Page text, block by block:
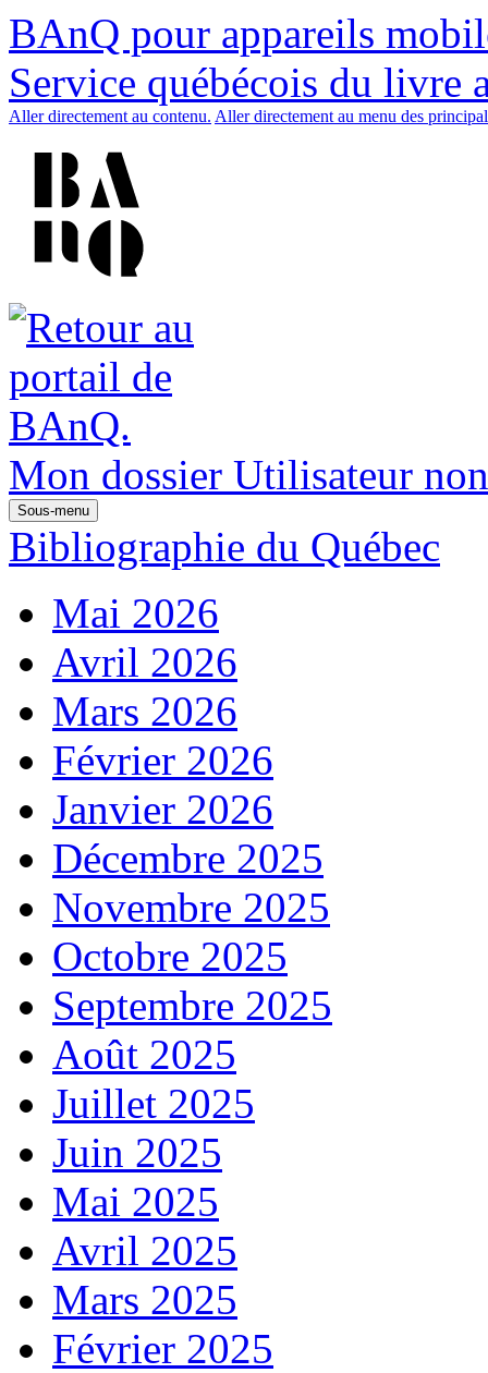
BAnQ pour appareils
Service québécois du livre
Aller directement au contenu. Aller directement au menu des
Mon dossier Utilisateur
Sous-menu
Bibliographie du Québec
Mai 2026
Avril 2026
Mars 2026
Février 2026
Janvier 2026
Décembre 2025
Novembre 2025
Octobre 2025
Septembre 2025
Août 2025
Juillet 2025
Juin 2025
Mai 2025
Avril 2025
Mars 2025
Février 2025